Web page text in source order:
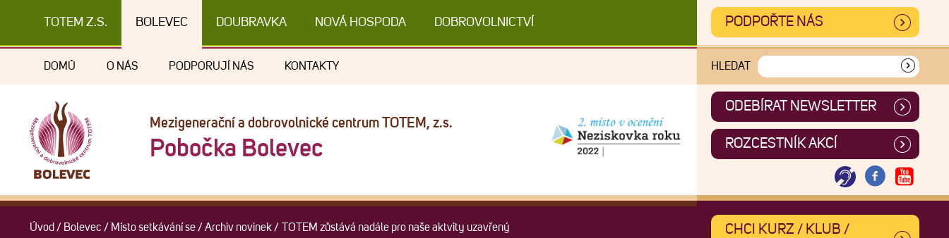
TOTEM Z.S. BOLEVEC DOUBRAVKA NOVÁ HOSPODA DOBROVOLNICTVÍ PODPOŘTE NÁS
DOMŮ O NÁS PODPORUJÍ NÁS KONTAKTY HLEDAT
Mezigenerační a dobrovolnické centrum TOTEM, z.s.
Pobočka Bolevec
ODEBÍRAT NEWSLETTER
ROZCESTNÍK AKCÍ
Úvod / Bolevec / Místo setkávání se / Archiv novinek / TOTEM zůstává nadále pro naše aktvity uzavřený
CHCI KURZ / KLUB /